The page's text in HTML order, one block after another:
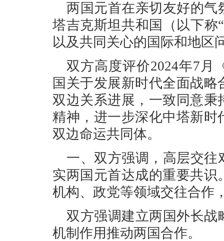
两国元首在亲切友好的气
塔吉克斯坦共和国（以下称
以及共同关心的国际和地区
双方高度评价2024年7月
国关于发展新时代全面战
双边关系进展，一致同意
精神，进一步深化中塔新
双边命运共同体。
一、双方强调，高层交
实两国元首达成的重要共
机构、政党等领域交往合作
双方强调建立两国外长战
机制作用推动两国合作。